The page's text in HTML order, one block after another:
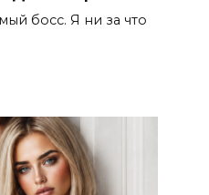
босс. Я ни за что